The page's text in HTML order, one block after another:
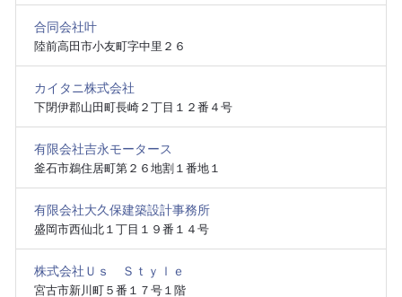
合同会社叶
陸前高田市小友町字中里２６
カイタニ株式会社
下閉伊郡山田町長崎２丁目１２番４号
有限会社吉永モータース
釜石市鵜住居町第２６地割１番地１
有限会社大久保建築設計事務所
盛岡市西仙北１丁目１９番１４号
株式会社Ｕｓ Ｓｔｙｌｅ
宮古市新川町５番１７号１階